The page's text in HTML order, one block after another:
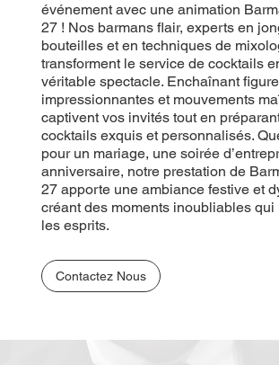
événement avec une animation
27 ! Nos barmans flair, experts en
bouteilles et en techniques de
transforment le service de cocktails
véritable spectacle. Enchaînant
impressionnantes et mouvements
captivent vos invités tout en
cocktails exquis et personnalisés.
pour un mariage, une soirée
anniversaire, notre prestation de
27 apporte une ambiance festive et
créant des moments inoubliables qui
les esprits.
Contactez Nous